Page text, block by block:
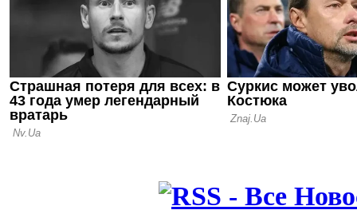
12.07.26 12:31
Ротань:
слабое
последних